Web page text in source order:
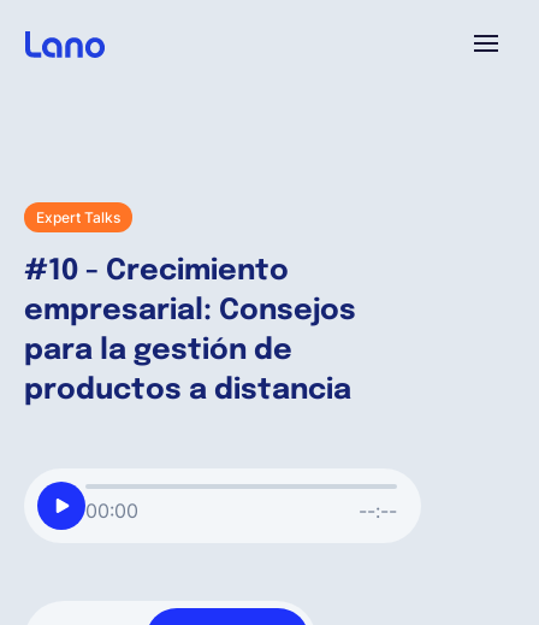
Expert Talks
#10 - Crecimiento
empresarial: Consejos
para la gestión de
productos a distancia
00:00 --:--
¿Por qué Lano?
Precios
Contenido